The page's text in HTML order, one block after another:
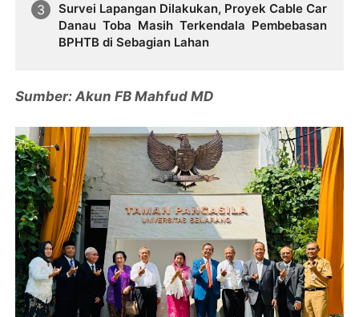
Survei Lapangan Dilakukan, Proyek Cable Car
Danau Toba Masih Terkendala Pembebasan
BPHTB di Sebagian Lahan
Sumber: Akun FB Mahfud MD